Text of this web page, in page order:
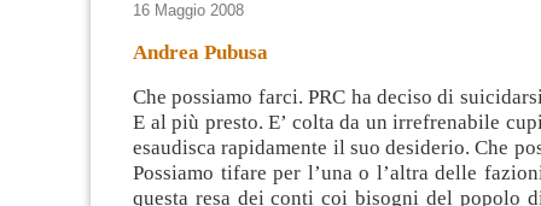
16 Maggio 2008
Andrea Pubusa
Che possiamo farci. PRC ha deciso di
E al più presto. E’ colta da un irrefrenabile
esaudisca rapidamente il suo desiderio. Che
Possiamo tifare per l’una o l’altra delle
questa resa dei conti coi bisogni del popolo